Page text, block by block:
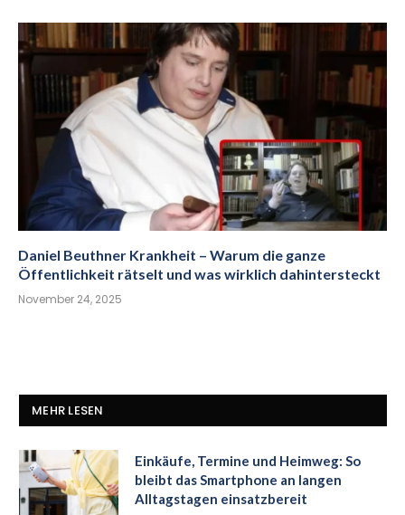
Daniel Beuthner Krankheit – Warum die ganze
Öffentlichkeit rätselt und was wirklich dahintersteckt
November 24, 2025
MEHR LESEN
Einkäufe, Termine und Heimweg: So
bleibt das Smartphone an langen
Alltagstagen einsatzbereit